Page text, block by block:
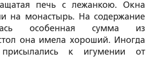
печь с лежанкою. Окна
на монастырь. На содержание
особенная сумма из
она имела хороший. Иногда
к игумении от